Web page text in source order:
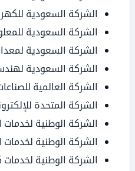
الشركة السعودية
الشركة السعودية
الشركة السعودية
الشركة السعودية
الشركة العالمية
الشركة المتحدة
الشركة الوطنية لخدمات
الشركة الوطنية لخدمات
الشركة الوطنية لخدمات